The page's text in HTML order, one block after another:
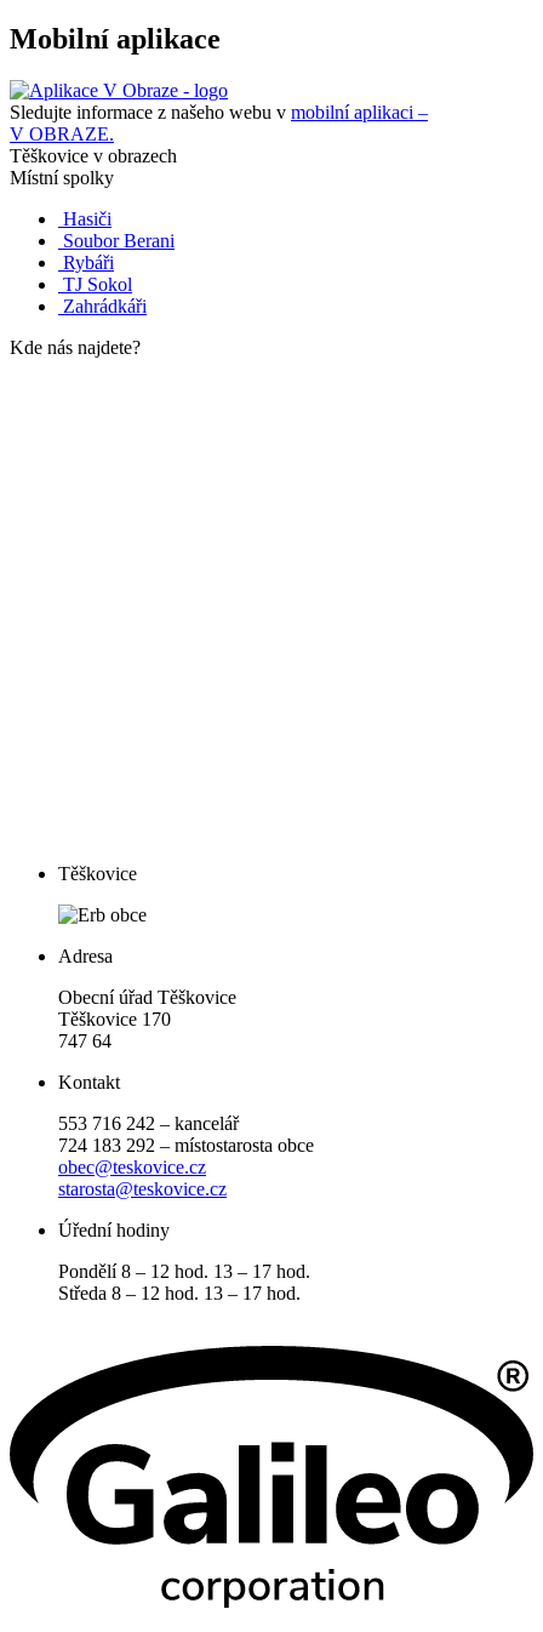
Mobilní aplikace
Sledujte informace z našeho webu v mobilní aplikaci –
V OBRAZE.
Těškovice v obrazech
Místní spolky
Hasiči
Soubor Berani
Rybáři
TJ Sokol
Zahrádkáři
Kde nás najdete?
Těškovice
Adresa
Obecní úřad Těškovice
Těškovice 170
747 64
Kontakt
553 716 242 – kancelář
724 183 292 – místostarosta obce
obec@teskovice.cz
starosta@teskovice.cz
Úřední hodiny
Pondělí 8 – 12 hod. 13 – 17 hod.
Středa 8 – 12 hod. 13 – 17 hod.